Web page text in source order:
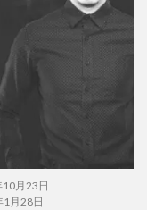
月23日
月28日